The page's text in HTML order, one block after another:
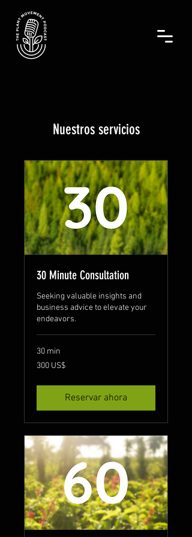
Nuestros servicios
30 Minute Consultation
Seeking valuable insights and
business advice to elevate your
endeavors.
30 min
300
dólares
300 US$
Reservar ahora